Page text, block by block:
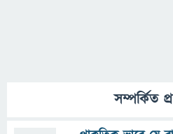
সম্পর্কিত